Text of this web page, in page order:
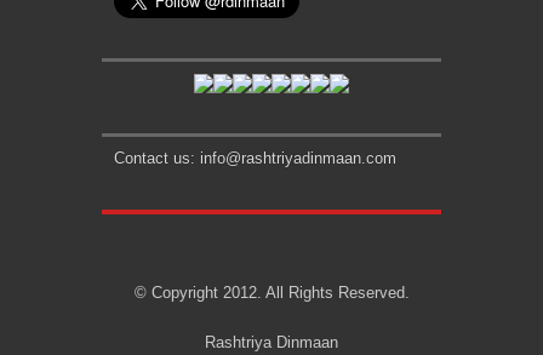
Contact us: info@rashtriyadinmaan.com
© Copyright 2012. All Rights Reserved.
Rashtriya Dinmaan